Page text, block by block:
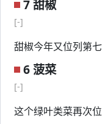
7 甜椒
[-]
甜椒今年又位列第七
6 菠菜
[-]
这个绿叶类菜再次位